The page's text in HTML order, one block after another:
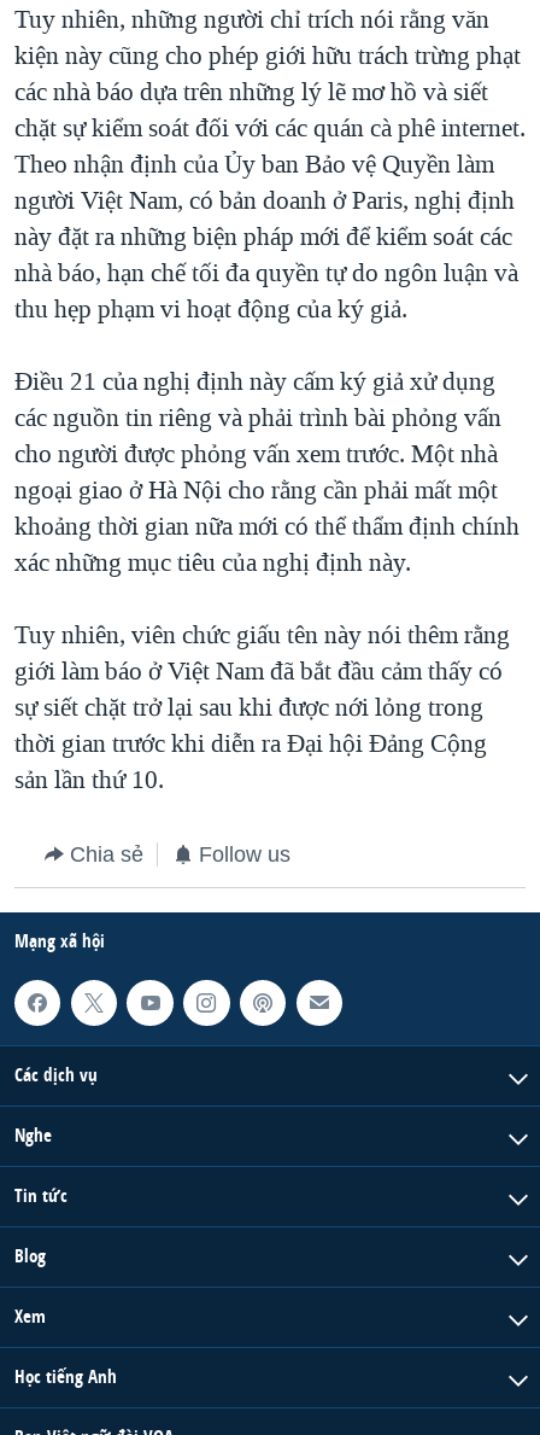
Tuy nhiên, những người chỉ trích nói rằng văn
kiện này cũng cho phép giới hữu trách trừng phạt
các nhà báo dựa trên những lý lẽ mơ hồ và siết
chặt sự kiểm soát đối với các quán cà phê internet.
Theo nhận định của Ủy ban Bảo vệ Quyền làm
người Việt Nam, có bản doanh ở Paris, nghị định
này đặt ra những biện pháp mới để kiểm soát các
nhà báo, hạn chế tối đa quyền tự do ngôn luận và
thu hẹp phạm vi hoạt động của ký giả.
Điều 21 của nghị định này cấm ký giả xử dụng
các nguồn tin riêng và phải trình bài phỏng vấn
cho người được phỏng vấn xem trước. Một nhà
ngoại giao ở Hà Nội cho rằng cần phải mất một
khoảng thời gian nữa mới có thể thẩm định chính
xác những mục tiêu của nghị định này.
Tuy nhiên, viên chức giấu tên này nói thêm rằng
giới làm báo ở Việt Nam đã bắt đầu cảm thấy có
sự siết chặt trở lại sau khi được nới lỏng trong
thời gian trước khi diễn ra Đại hội Đảng Cộng
sản lần thứ 10.
Chia sẻ Follow us
Mạng xã hội
Các dịch vụ
Nghe
Tin tức
Blog
Xem
Học tiếng Anh